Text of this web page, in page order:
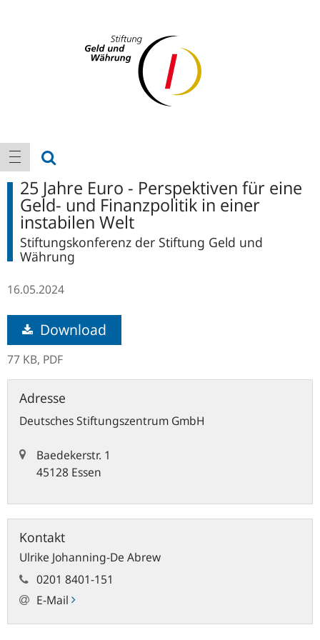
Hauptnavigation
Navigation anzeigen
25 Jahre Euro - Perspektiven für eine
Geld- und Finanzpolitik in einer
instabilen Welt
Stiftungskonferenz der Stiftung Geld und
Währung
16.05.2024
Download
77 KB, PDF
Adresse
Deutsches Stiftungszentrum GmbH
Baedekerstr. 1
45128 Essen
Kontakt
Ulrike Johanning-De Abrew
0201 8401-151
E-Mail